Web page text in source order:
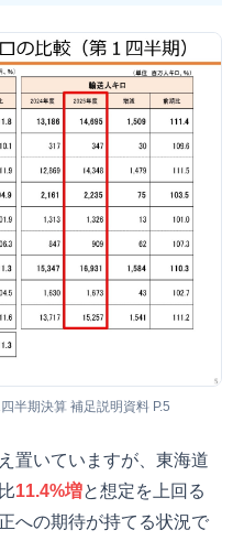
半期決算 補足説明資料 P.5
置いていますが、東海道
11.4%増と想定を上回る
への期待が持てる状況で